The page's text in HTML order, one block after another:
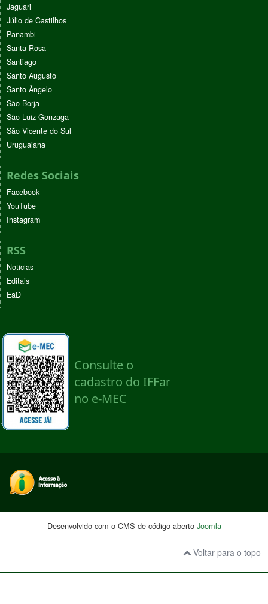
Jaguari
Júlio de Castilhos
Panambi
Santa Rosa
Santiago
Santo Augusto
Santo Ângelo
São Borja
São Luiz Gonzaga
São Vicente do Sul
Uruguaiana
Redes Sociais
Facebook
YouTube
Instagram
RSS
Noticias
Editais
EaD
Desenvolvido com o CMS de código aberto Joomla
Voltar para o topo